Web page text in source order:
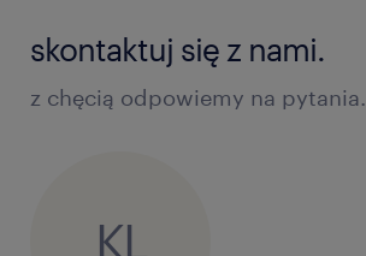
skontaktuj się z nami.
z chęcią odpowiemy na pytania.
KL